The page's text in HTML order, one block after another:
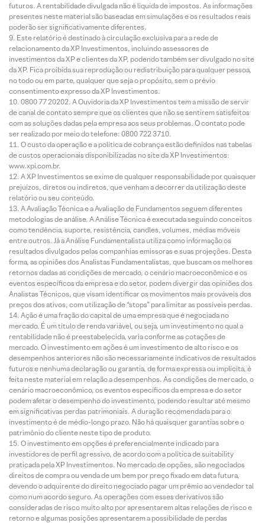
futuros. A rentabilidade divulgada não é líquida de impostos. As informações
presentes neste material são baseadas em simulações e os resultados reais
poderão ser significativamente diferentes.
Este relatório é destinado à circulação exclusiva para a rede de
relacionamento da XP Investimentos, incluindo assessores de
investimentos da XP e clientes da XP, podendo também ser divulgado no site
da XP. Fica proibida sua reprodução ou redistribuição para qualquer pessoa,
no todo ou em parte, qualquer que seja o propósito, sem o prévio
consentimento expresso da XP Investimentos.
0800 77 20202. A Ouvidoria da XP Investimentos tem a missão de servir
de canal de contato sempre que os clientes que não se sentirem satisfeitos
com as soluções dadas pela empresa aos seus problemas. O contato pode
ser realizado por meio do telefone: 0800 722 3710.
O custo da operação e a política de cobrança estão definidos nas tabelas
de custos operacionais disponibilizadas no site da XP Investimentos:
www.xpi.com.br.
A XP Investimentos se exime de qualquer responsabilidade por quaisquer
prejuízos, diretos ou indiretos, que venham a decorrer da utilização deste
relatório ou seu conteúdo.
A Avaliação Técnica e a Avaliação de Fundamentos seguem diferentes
metodologias de análise. A Análise Técnica é executada seguindo conceitos
como tendência, suporte, resistência, candles, volumes, médias móveis
entre outros. Já a Análise Fundamentalista utiliza como informação os
resultados divulgados pelas companhias emissoras e suas projeções. Desta
forma, as opiniões dos Analistas Fundamentalistas, que buscam os melhores
retornos dadas as condições de mercado, o cenário macroeconômico e os
eventos específicos da empresa e do setor, podem divergir das opiniões dos
Analistas Técnicos, que visam identificar os movimentos mais prováveis dos
preços dos ativos, com utilização de “stops” para limitar as possíveis perdas.
Ação é uma fração do capital de uma empresa que é negociada no
mercado. É um título de renda variável, ou seja, um investimento no qual a
rentabilidade não é preestabelecida, varia conforme as cotações de
mercado. O investimento em ações é um investimento de alto risco e os
desempenhos anteriores não são necessariamente indicativos de resultados
futuros e nenhuma declaração ou garantia, de forma expressa ou implícita, é
feita neste material em relação a desempenhos. As condições de mercado, o
cenário macroeconômico, os eventos específicos da empresa e do setor
podem afetar o desempenho do investimento, podendo resultar até mesmo
em significativas perdas patrimoniais. A duração recomendada para o
investimento é de médio-longo prazo. Não há quaisquer garantias sobre o
patrimônio do cliente neste tipo de produto.
O investimento em opções é preferencialmente indicado para
investidores de perfil agressivo, de acordo com a política de suitability
praticada pela XP Investimentos. No mercado de opções, são negociados
direitos de compra ou venda de um bem por preço fixado em data futura,
devendo o adquirente do direito negociado pagar um prêmio ao vendedor tal
como num acordo seguro. As operações com esses derivativos são
consideradas de risco muito alto por apresentarem altas relações de risco e
retorno e algumas posições apresentarem a possibilidade de perdas